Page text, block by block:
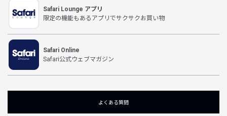
Safari Lounge アプリ
限定の機能もあるアプリでサクサクお買い物
Safari Online
Safari公式ウェブマガジン
よくある質問